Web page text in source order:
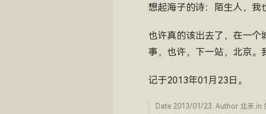
想起海子的诗：陌生人，我
也许真的该出去了，在一个
事，也许，下一站，北京。
记于2013年01月23日。
Date 2013/01/23. Author 北禾.in